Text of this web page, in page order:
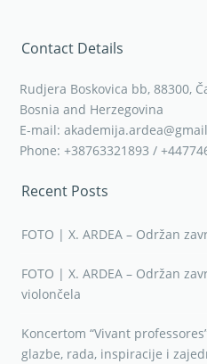
Contact Details
Rudjera Boskovica bb, 88300,
Bosnia and Herzegovina
E-mail:
Phone: +38763321893 /
Recent Posts
FOTO | X. ARDEA – Održan
FOTO | X. ARDEA – Održan
violončela
Koncertom “Vivant
glazbe, rada, inspiracije i